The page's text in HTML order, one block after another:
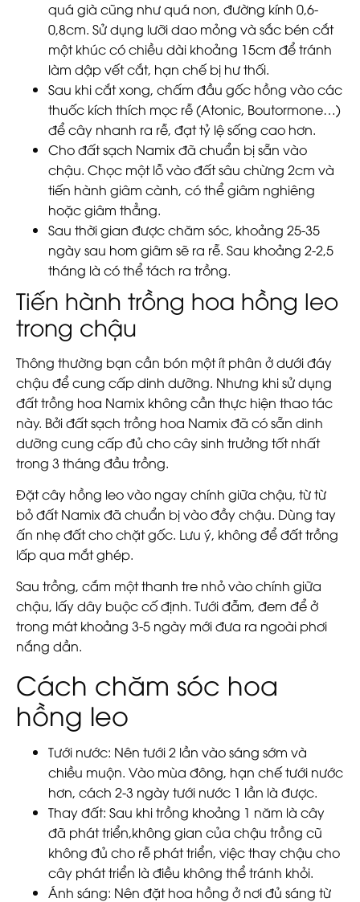
quá già cũng như quá non, đường kính 0,6-
0,8cm. Sử dụng lưỡi dao mỏng và sắc bén cắt
một khúc có chiều dài khoảng 15cm để tránh
làm dập vết cắt, hạn chế bị hư thối.
Sau khi cắt xong, chấm đầu gốc hồng vào các
thuốc kích thích mọc rễ (Atonic, Boutormone…)
để cây nhanh ra rễ, đạt tỷ lệ sống cao hơn.
Cho đất sạch Namix đã chuẩn bị sẵn vào
chậu. Chọc một lỗ vào đất sâu chừng 2cm và
tiến hành giâm cành, có thể giâm nghiêng
hoặc giâm thẳng.
Sau thời gian được chăm sóc, khoảng 25-35
ngày sau hom giâm sẽ ra rễ. Sau khoảng 2-2,5
tháng là có thể tách ra trồng.
Tiến hành trồng hoa hồng leo
trong chậu
Thông thường bạn cần bón một ít phân ở dưới đáy
chậu để cung cấp dinh dưỡng. Nhưng khi sử dụng
đất trồng hoa Namix không cần thực hiện thao tác
này. Bởi đất sạch trồng hoa Namix đã có sẵn dinh
dưỡng cung cấp đủ cho cây sinh trưởng tốt nhất
trong 3 tháng đầu trồng.
Đặt cây hồng leo vào ngay chính giữa chậu, từ từ
bỏ đất Namix đã chuẩn bị vào đầy chậu. Dùng tay
ấn nhẹ đất cho chặt gốc. Lưu ý, không để đất trồng
lấp qua mắt ghép.
Sau trồng, cắm một thanh tre nhỏ vào chính giữa
chậu, lấy dây buộc cố định. Tưới đẫm, đem để ở
trong mát khoảng 3-5 ngày mới đưa ra ngoài phơi
nắng dần.
Cách chăm sóc hoa
hồng leo
Tưới nước: Nên tưới 2 lần vào sáng sớm và
chiều muộn. Vào mùa đông, hạn chế tưới nước
hơn, cách 2-3 ngày tưới nước 1 lần là được.
Thay đất: Sau khi trồng khoảng 1 năm là cây
đã phát triển,không gian của chậu trồng cũ
không đủ cho rễ phát triển, việc thay chậu cho
cây phát triển là điều không thể tránh khỏi.
Ánh sáng: Nên đặt hoa hồng ở nơi đủ sáng từ